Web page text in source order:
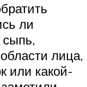
ли
лица,
или какой-